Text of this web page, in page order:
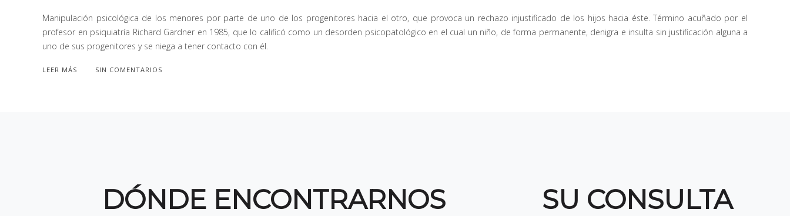
Manipulación psicológica de los menores por parte de uno de los progenitores hacia el otro, que provoca un rechazo injustificado de los hijos hacia éste. Término acuñado por el
profesor en psiquiatría Richard Gardner en 1985, que lo calificó como un desorden psicopatológico en el cual un niño, de forma permanente, denigra e insulta sin justificación alguna a
uno de sus progenitores y se niega a tener contacto con él.
LEER MÁS SIN COMENTARIOS
DÓNDE ENCONTRARNOS SU CONSULTA